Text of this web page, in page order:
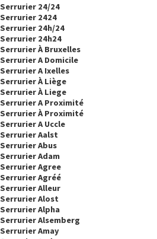
Serrurier 24/24
Serrurier 2424
Serrurier 24h/24
Serrurier 24h24
Serrurier À Bruxelles
Serrurier A Domicile
Serrurier A Ixelles
Serrurier À Liège
Serrurier À Liege
Serrurier A Proximité
Serrurier À Proximité
Serrurier A Uccle
Serrurier Aalst
Serrurier Abus
Serrurier Adam
Serrurier Agree
Serrurier Agréé
Serrurier Alleur
Serrurier Alost
Serrurier Alpha
Serrurier Alsemberg
Serrurier Amay